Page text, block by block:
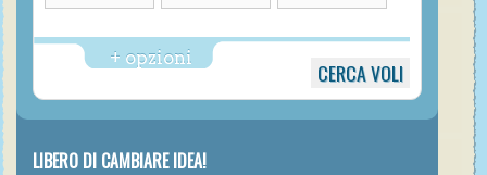
+ opzioni
LIBERO DI CAMBIARE IDEA!